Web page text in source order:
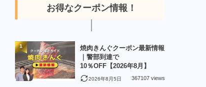
お得なクーポン情報！
焼肉きんぐクーポン最新情報
｜警部到達で
10％OFF【2026年8月】
2026年8月5日 367107 views
1